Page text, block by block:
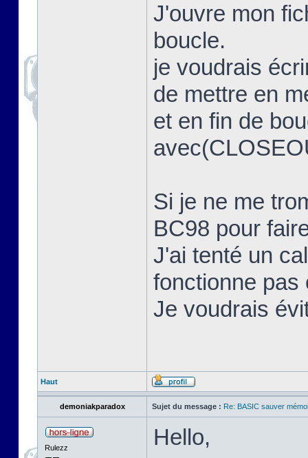
J'ouvre mon
boucle.
je voudrais
de mettre en
et en fin de
Si je ne me
BC98 pour
J'ai tenté un
fonctionne
Je voudrais
Haut
demoniakparadox Sujet du message : Re: BASIC sauver
Rulezz Hello,